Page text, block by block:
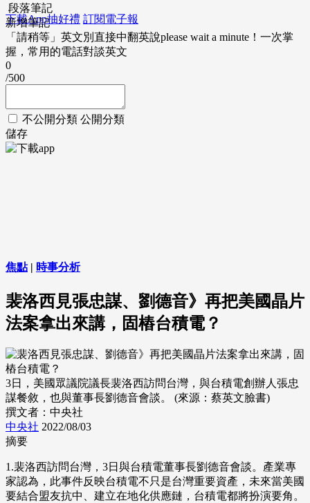
下載App抽好禮 訂閱電子報
段落筆記
新增筆記
「請稍等」英文別直接中翻英說please wait a minute！一次掌
握，常用的電話對談英文
0
/500
不公開分類 公開分類
儲存
焦點| 時事分析
裴洛西見張忠謀、劉德音》再把美國晶片
法案拿出來講，固樁台積電？
3日，美國眾議院議長裴洛西訪問台灣，與台積電創辦人張忠
謀餐敘，也與董事長劉德音會談。 (來源：蔡英文臉書)
撰文者：中央社
中央社 2022/08/03
摘要
1.裴洛西訪問台灣，3日與台積電董事長劉德音會談。產業專
家認為，此事件反映台積電不只是台灣重要資產，未來當美國
要結合盟友抗中、建立在地化供應鏈，台積電都將扮演要角。